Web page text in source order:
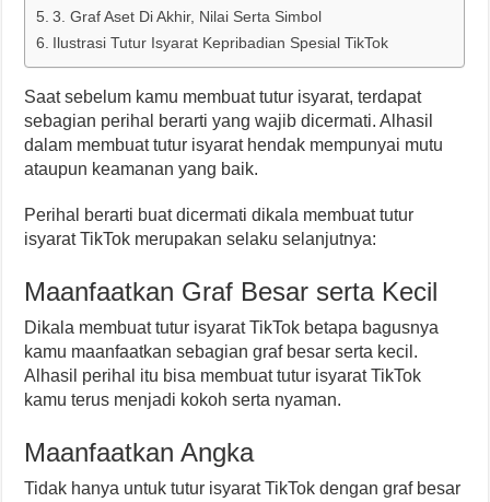
3. Graf Aset Di Akhir, Nilai Serta Simbol
Ilustrasi Tutur Isyarat Kepribadian Spesial TikTok
Saat sebelum kamu membuat tutur isyarat, terdapat
sebagian perihal berarti yang wajib dicermati. Alhasil
dalam membuat tutur isyarat hendak mempunyai mutu
ataupun keamanan yang baik.
Perihal berarti buat dicermati dikala membuat tutur
isyarat TikTok merupakan selaku selanjutnya:
Maanfaatkan Graf Besar serta Kecil
Dikala membuat tutur isyarat TikTok betapa bagusnya
kamu maanfaatkan sebagian graf besar serta kecil.
Alhasil perihal itu bisa membuat tutur isyarat TikTok
kamu terus menjadi kokoh serta nyaman.
Maanfaatkan Angka
Tidak hanya untuk tutur isyarat TikTok dengan graf besar